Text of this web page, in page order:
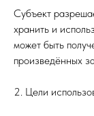
Субъект
хранить и
может быть
произведённых
2. Цели